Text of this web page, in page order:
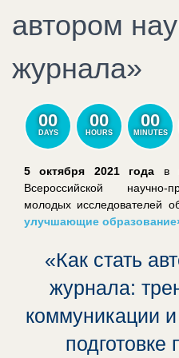
автором
журнала»
00
DAYS
00
HOURS
00
MINUTES
5 октября 2021 года в
Всероссийской научно-
молодых исследователей
улучшающие
«Как стать
журнала:
коммуникации
подготовке